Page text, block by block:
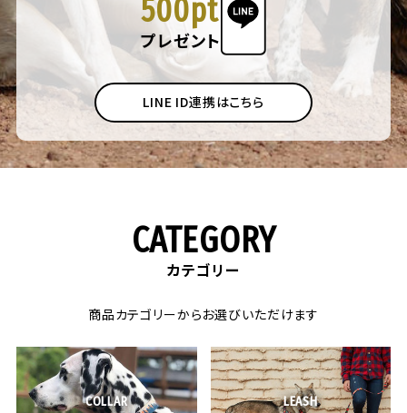
500pt
プレゼント
LINE ID連携はこちら
CATEGORY
カテゴリー
商品カテゴリーからお選びいただけます
COLLAR LEASH